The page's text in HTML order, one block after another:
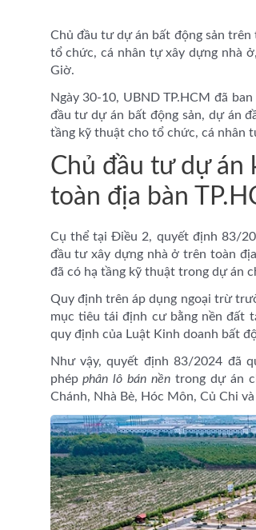
Chủ đầu tư dự án bất động sản
tổ chức, cá nhân tự xây dựng nhà
Giờ.
Ngày 30-10, UBND TP.HCM đã
đầu tư dự án bất động sản, dự án
tầng kỹ thuật cho tổ chức, cá nhân
Chủ đầu tư dự án
toàn địa bàn
Cụ thể tại Điều 2, quyết định 83/
đầu tư xây dựng nhà ở trên toàn
đã có hạ tầng kỹ thuật trong dự án
Quy định trên áp dụng ngoại trừ
mục tiêu tái định cư bằng nền đất
quy định của Luật Kinh doanh bất
Như vậy, quyết định 83/2024 đã
phépphân lô bán nền trong dự án
Chánh, Nhà Bè, Hóc Môn, Củ Chi